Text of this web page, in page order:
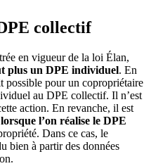
collectif
en vigueur de la loi Élan,
plus un DPE individuel. En
possible pour un copropriétaire
au DPE collectif. Il n’est
action. En revanche, il est
l’on réalise le DPE
Dans ce cas, le
bien à partir des données